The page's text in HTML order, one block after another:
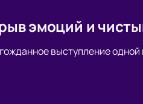
эмоций и
выступление одной